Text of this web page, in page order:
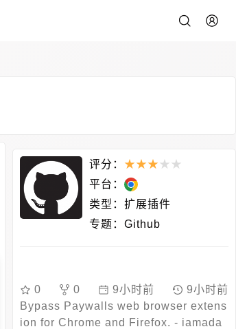
评分： ★★★ ★ ★
平台：
类型：扩展插件
专题：Github
0 0 9小时前
9小时前
Bypass Paywalls web browser extens
ion for Chrome and Firefox. - iamada